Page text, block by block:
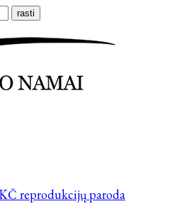
reprodukcijų paroda